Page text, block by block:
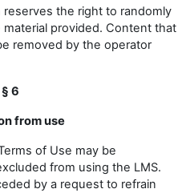
the right to randomly
provided. Content that
removed by the operator
§ 6
from use
of Use may be
from using the LMS.
by a request to refrain